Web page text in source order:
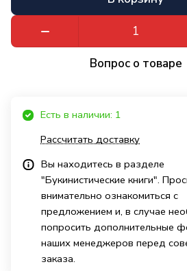
Вопрос о товаре
Есть в наличии: 1
Рассчитать доставку
Вы находитесь в разделе
"Букинистические книги".
внимательно ознакомиться с
предложением и, в случае
попросить дополнительные
наших менеджеров перед
заказа.